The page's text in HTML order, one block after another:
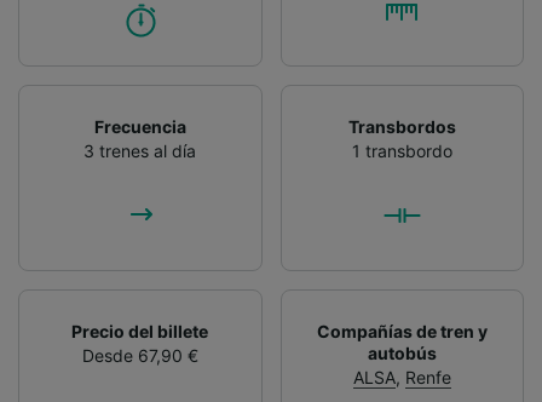
Frecuencia
3 trenes al día
Transbordos
1 transbordo
Precio del billete
Desde 67,90 €
Compañías de tren y
autobús
ALSA, Renfe